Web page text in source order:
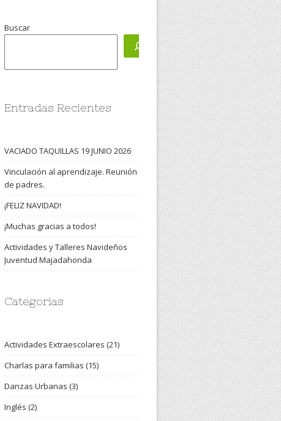
Buscar
Entradas Recientes
VACIADO TAQUILLAS 19 JUNIO 2026
Vinculación al aprendizaje. Reunión
de padres.
¡FELIZ NAVIDAD!
¡Muchas gracias a todos!
Actividades y Talleres Navideños
Juventud Majadahonda
Categorias
Actividades Extraescolares (21)
Charlas para familias (15)
Danzas Urbanas (3)
Inglés (2)